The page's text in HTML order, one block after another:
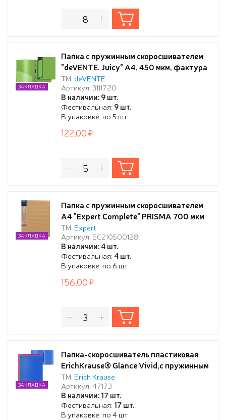
Папка с пружинным скоросшивателем
"deVENTE. Juicy" A4, 450 мкм, фактура
"песок" салатовая, внешний к
ТМ: deVENTE
Артикул: 3111720
В наличии: 9 шт.
Фестивальная: 9 шт.
В упаковке: по 5 шт
ЗАКЛАДКА
122,00
Папка с пружинным скоросшивателем
A4 "Expert Complete" PRISMA 700 мкм
20 мм эффект 3D золотой new
EC210500128
ТМ: Expert
Артикул: EC210500128
В наличии: 4 шт.
Фестивальная: 4 шт.
В упаковке: по 6 шт
ЗАКЛАДКА
156,00
Папка-скоросшиватель пластиковая
ErichKrause® Glance Vivid,с пружинным
механизмом, A4, ассорти (в пакете по 4
шт.)
ТМ: Erich Krause
Артикул: 47173
В наличии: 17 шт.
Фестивальная: 17 шт.
В упаковке: по 4 шт
ЗАКЛАДКА